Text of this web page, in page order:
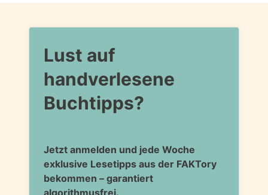
Lust auf
handverlesene
Buchtipps?